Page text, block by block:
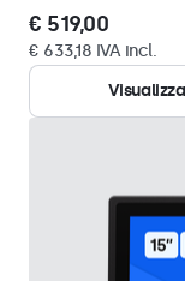
€ 519,00
€ 633,18 IVA incl.
Visualizza